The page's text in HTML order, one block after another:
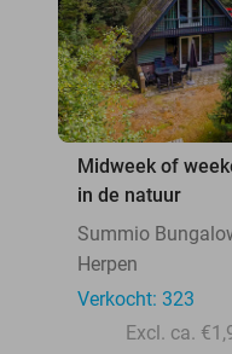
Midweek of
in de natuur
Summio
Herpen
Verkocht: 323
Excl. ca.